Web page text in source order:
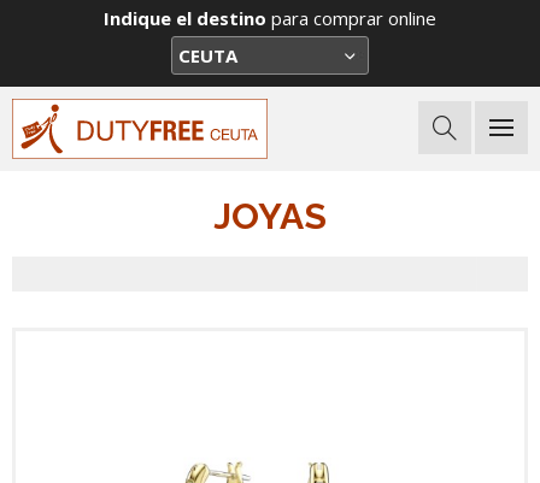
Indique el destino para comprar online
JOYAS